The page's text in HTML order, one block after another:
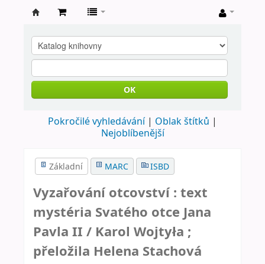
knihovna
Nové
Město
Metují
OK
Pokročilé vyhledávání
Oblak štítků
Nejoblíbenější
Základní MARC ISBD
Vyzařování otcovství : text
mystéria Svatého otce Jana
Pavla II / Karol Wojtyła ;
přeložila Helena Stachová